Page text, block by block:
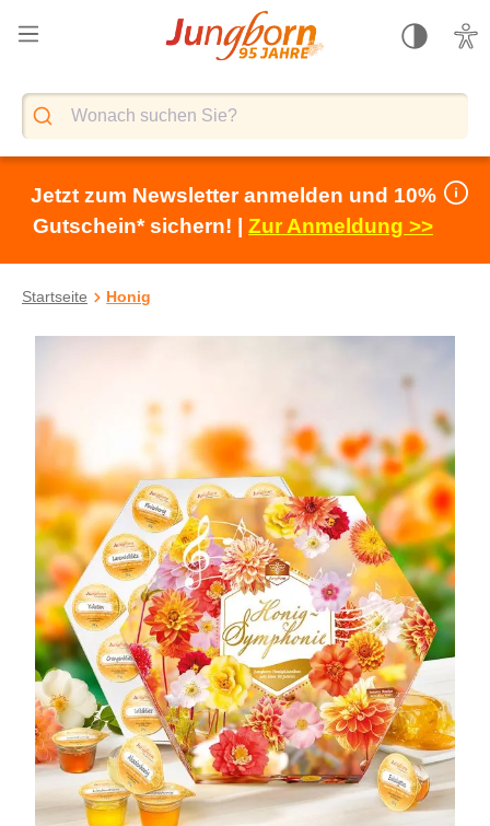
springen
Jetzt zum Newsletter anmelden und 10%
Gutschein* sichern! | Zur Anmeldung >>
Startseite Honig